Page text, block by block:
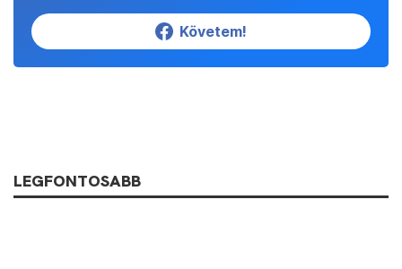
Követem!
LEGFONTOSABB